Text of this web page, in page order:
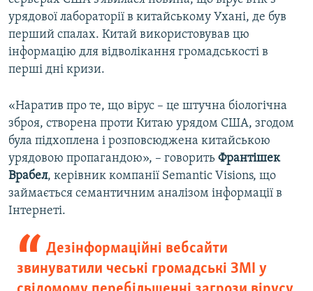
урядової лабораторії в китайському Ухані, де був
перший спалах. Китай використовував цю
інформацію для відволікання громадськості в
перші дні кризи.
«Наратив про те, що вірус – це штучна біологічна
зброя, створена проти Китаю урядом США, згодом
була підхоплена і розповсюджена китайською
урядовою пропагандою», – говорить Франтішек
Врабел, керівник компанії Semantic Visions, що
займається семантичним аналізом інформації в
Інтернеті.
Дезінформаційні вебсайти
звинуватили чеські громадські ЗМІ у